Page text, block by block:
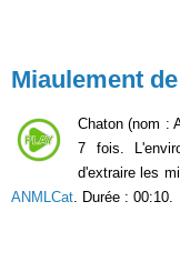
Miaulement
Chaton (nom :
7 fois.
d'extraire les
ANMLCat. Durée : 00:10.